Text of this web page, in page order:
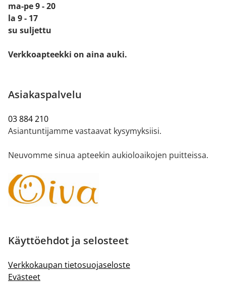
ma-pe 9 - 20
la 9 - 17
su suljettu
Verkkoapteekki on aina auki.
Asiakaspalvelu
03 884 210
Asiantuntijamme vastaavat kysymyksiisi.
Neuvomme sinua apteekin aukioloaikojen puitteissa.
Käyttöehdot ja selosteet
Verkkokaupan tietosuojaseloste
Evästeet